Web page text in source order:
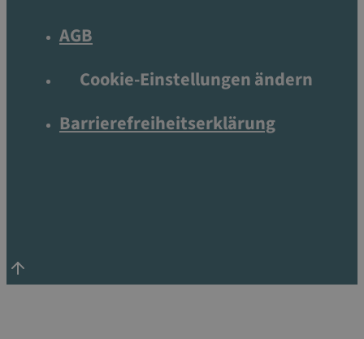
AGB
Cookie-Einstellungen ändern
Barrierefreiheits­erklärung